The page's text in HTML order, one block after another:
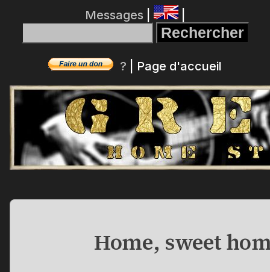
Messages |
? Page d'accueil
Home, sweet